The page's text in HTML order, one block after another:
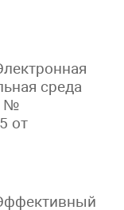
среда
№
от